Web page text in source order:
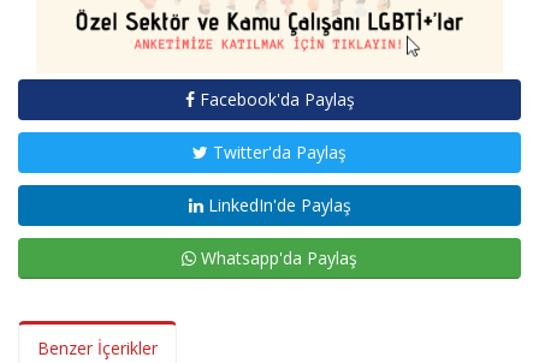
Facebook'da Paylaş
Twitter'da Paylaş
LinkedIn'de Paylaş
Whatsapp'da Paylaş
Benzer İçerikler